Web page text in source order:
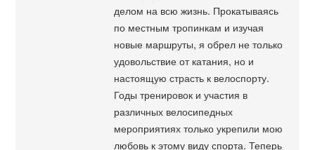
делом на всю жизнь. Прокатываясь
по местным тропинкам и изучая
новые маршруты, я обрел не только
удовольствие от катания, но и
настоящую страсть к велоспорту.
Годы тренировок и участия в
различных велосипедных
мероприятиях только укрепили мою
любовь к этому виду спорта. Теперь